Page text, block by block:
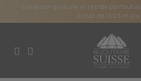
Livraison gratuite et rapide partout
achat de 150$ et